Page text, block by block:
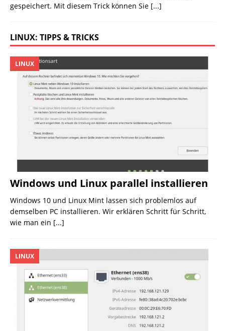
gespeichert. Mit diesem Trick können Sie [...]
LINUX: TIPPS & TRICKS
Windows und Linux parallel installieren
LINUX
Windows 10 und Linux Mint lassen sich problemlos auf
demselben PC installieren. Wir erklären Schritt für Schritt,
wie man ein [...]
LINUX